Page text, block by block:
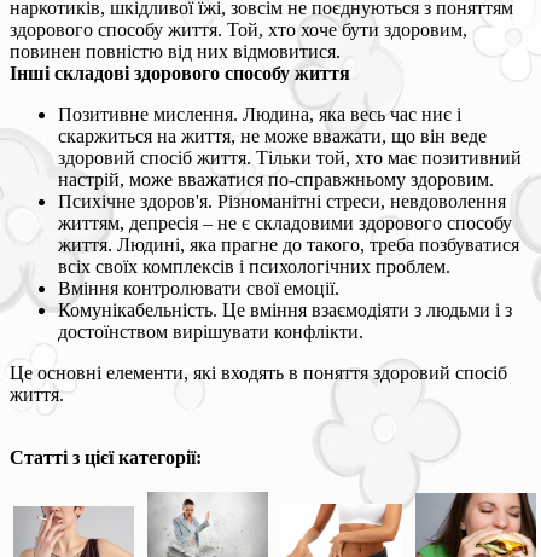
наркотиків, шкідливої їжі, зовсім не поєднуються з поняттям
здорового способу життя. Той, хто хоче бути здоровим,
повинен повністю від них відмовитися.
Інші складові здорового способу життя
Позитивне мислення. Людина, яка весь час ниє і
скаржиться на життя, не може вважати, що він веде
здоровий спосіб життя. Тільки той, хто має позитивний
настрій, може вважатися по-справжньому здоровим.
Психічне здоров'я. Різноманітні стреси, невдоволення
життям, депресія – не є складовими здорового способу
життя. Людині, яка прагне до такого, треба позбуватися
всіх своїх комплексів і психологічних проблем.
Вміння контролювати свої емоції.
Комунікабельність. Це вміння взаємодіяти з людьми і з
достоїнством вирішувати конфлікти.
Це основні елементи, які входять в поняття здоровий спосіб
життя.
Статті з цієї категорії: